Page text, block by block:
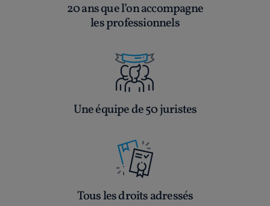
20 ans que l’on accompagne
les professionnels
Une équipe de 50 juristes
Tous les droits adressés